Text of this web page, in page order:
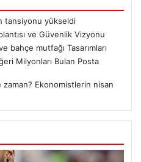
tansiyonu yükseldi
ve Güvenlik Vizyonu
bahçe mutfağı Tasarımları
Milyonları Bulan Posta
zaman? Ekonomistlerin nisan